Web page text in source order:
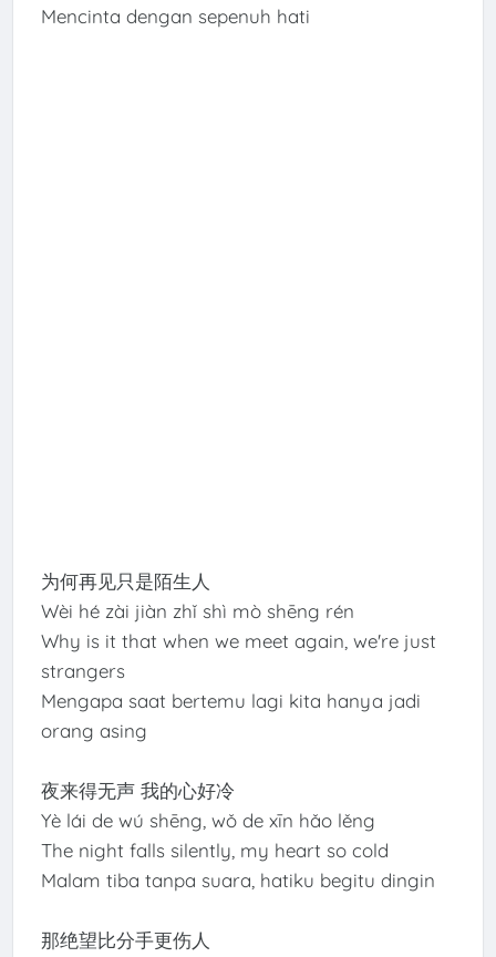
Mencinta dengan sepenuh hati
为何再见只是陌生人
Wèi hé zài jiàn zhǐ shì mò shēng rén
Why is it that when we meet again, we're just
strangers
Mengapa saat bertemu lagi kita hanya jadi
orang asing
夜来得无声 我的心好冷
Yè lái de wú shēng, wǒ de xīn hǎo lěng
The night falls silently, my heart so cold
Malam tiba tanpa suara, hatiku begitu dingin
那绝望比分手更伤人